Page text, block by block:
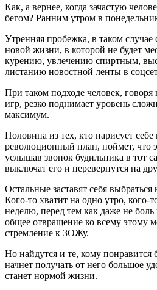
Как, а вернее, когда зачастую
бегом? Ранним утром в
Утренняя пробежка, в таком случае
новой жизни, в которой не будет
курению, увлечению спиртным,
листанию новостной ленты в
При таком подходе человек,
игр, резко поднимает уровень
максимум.
Половина из тех, кто нарисует
революционный план, поймет, что
услышав звонок будильника в тот
выключат его и перевернутся на
Остальные заставят себя
Кого-то хватит на одно утро, кого-
неделю, перед тем как даже не
общее отвращение ко всему этому
стремление к ЗОЖу.
Но найдутся и те, кому понравится
начнет получать от него большое
станет нормой жизни.